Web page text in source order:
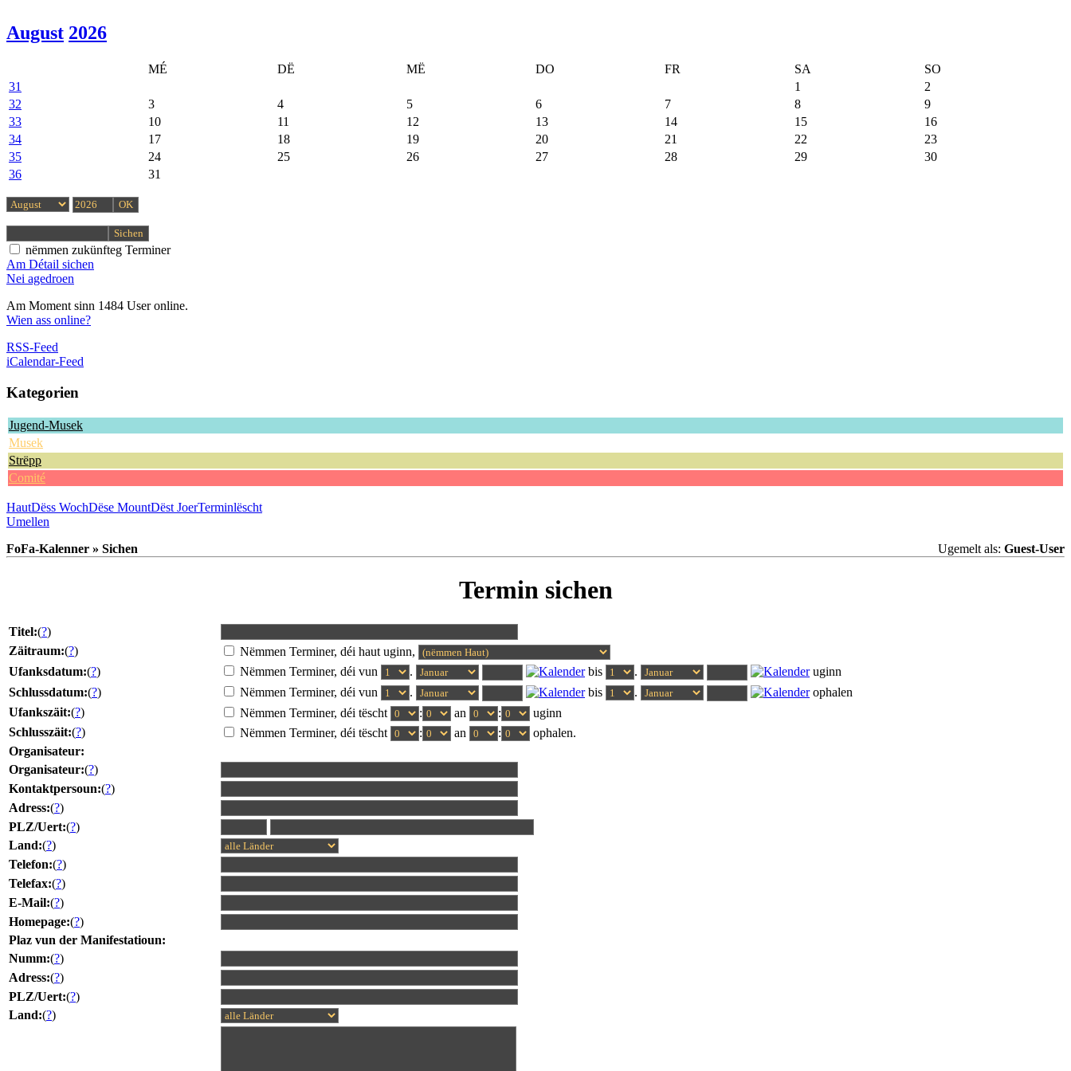
August 2026
MÉ DË MË DO FR SA
SO
31
1
2
32
3 4 5 6 7 8
9
33
10 11 12 13 14 15
16
34
17 18 19 20 21 22
23
35
24 25 26 27 28 29
30
36
31
nëmmen zukünfteg Terminer
Am Détail sichen
Nei agedroen
Am Moment sinn 1484 User online.
Wien ass online?
RSS-Feed
iCalendar-Feed
Kategorien
Jugend-Musek
Musek
Strëpp
Comité
HautDëss WochDëse MountDëst JoerTerminlëscht
Umellen
FoFa-Kalenner » Sichen
Ugemelt als: Guest-User
Termin sichen
Titel:(?)
Zäitraum:(?)
Nëmmen Terminer, déi haut uginn,
Ufanksdatum:(?) Nëmmen Terminer, déi vun . bis .
uginn
Schlussdatum:(?) Nëmmen Terminer, déi vun . bis .
ophalen
Ufankszäit:(?) Nëmmen Terminer, déi tëscht : an :
uginn
Schlusszäit:(?) Nëmmen Terminer, déi tëscht : an :
ophalen.
Organisateur:
Organisateur:(?)
Kontaktpersoun:(?)
Adress:(?)
PLZ/Uert:(?)
Land:(?)
Telefon:(?)
Telefax:(?)
E-Mail:(?)
Homepage:(?)
Plaz vun der Manifestatioun:
Numm:(?)
Adress:(?)
PLZ/Uert:(?)
Land:(?)